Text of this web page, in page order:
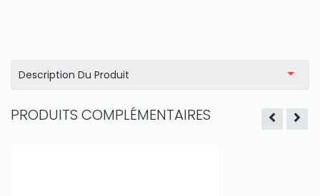
Description Du Produit
PRODUITS COMPLÉMENTAIRES